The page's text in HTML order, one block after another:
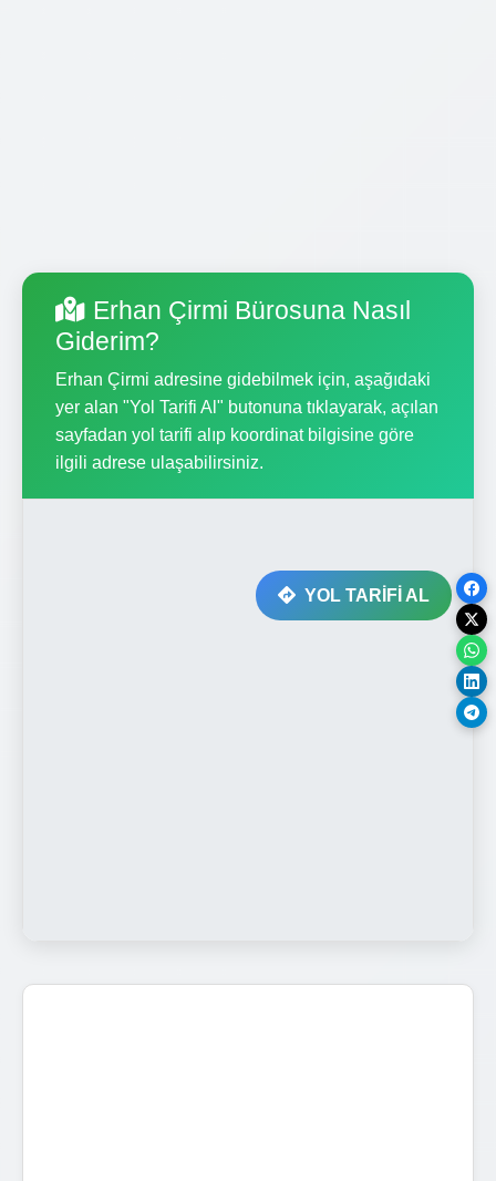
Erhan Çirmi Bürosuna Nasıl
Giderim?
Erhan Çirmi adresine gidebilmek için, aşağıdaki
yer alan "Yol Tarifi Al" butonuna tıklayarak, açılan
sayfadan yol tarifi alıp koordinat bilgisine göre
ilgili adrese ulaşabilirsiniz.
YOL TARİFİ AL